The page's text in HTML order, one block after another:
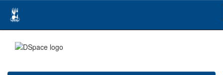
navigation